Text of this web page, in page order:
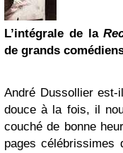
L’intégrale de la
de grands
André Dussollier
douce à la fois, il
couché de bonne
pages célébrissimes